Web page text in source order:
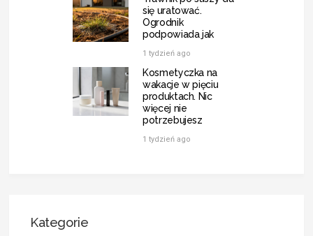
się uratować.
Ogrodnik
podpowiada jak
1 tydzień ago
Kosmetyczka na
wakacje w pięciu
produktach. Nic
więcej nie
potrzebujesz
1 tydzień ago
Kategorie